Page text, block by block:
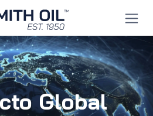
Global